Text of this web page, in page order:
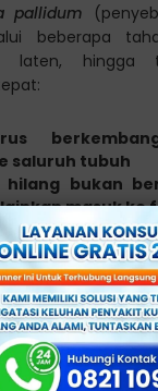
pallidum
beberapa
laten, hingga
saluruh tubuh
hilang bukan
masuk ke
bakteri
dan sistem saraf